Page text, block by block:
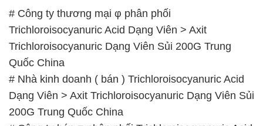
200G Trung Quốc China
# Cty phân phối ► kinh doanh Trichloroisocyanuric
Acid Dạng Viên > Axit Trichloroisocyanuric Dạng
Viên Sủi 200G Trung Quốc China
# Công ty cung cấp ƒ bán Trichloroisocyanuric Acid
Dạng Viên > Axit Trichloroisocyanuric Dạng Viên Sủi
200G Trung Quốc China